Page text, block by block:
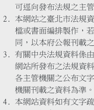
可逕向發布法規之主
本網站之臺北市法規
檔或書面編排製作，
同，以本府公報刊載
有關中央法規資料係
網站所發布之法規資
各主管機關之公布文
機關刊載之資料為準。
本網站資料如有文字